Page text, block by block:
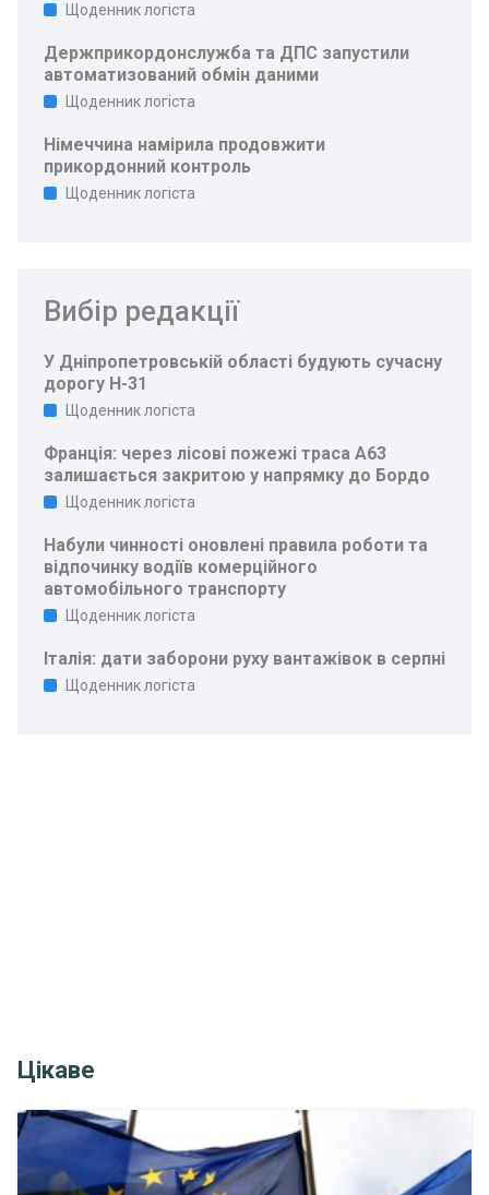
Щоденник логіста
Держприкордонслужба та ДПС запустили
автоматизований обмін даними
Щоденник логіста
Німеччина намірила продовжити
прикордонний контроль
Щоденник логіста
Вибір редакції
У Дніпропетровській області будують сучасну
дорогу Н-31
Щоденник логіста
Франція: через лісові пожежі траса A63
залишається закритою у напрямку до Бордо
Щоденник логіста
Набули чинності оновлені правила роботи та
відпочинку водіїв комерційного
автомобільного транспорту
Щоденник логіста
Італія: дати заборони руху вантажівок в серпні
Щоденник логіста
Цікаве